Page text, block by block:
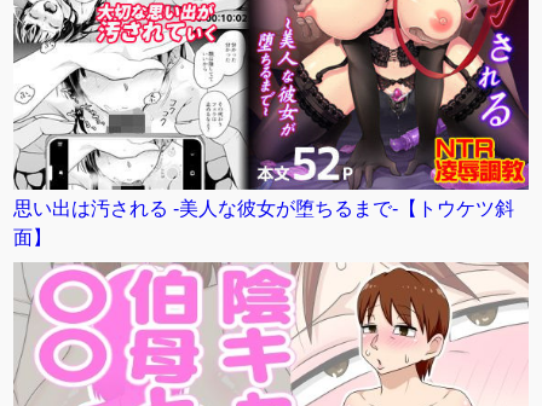
思い出は汚される -美人な彼女が堕ちるまで-【トウケツ斜
面】